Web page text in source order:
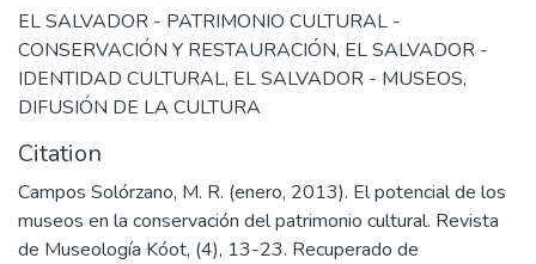
EL SALVADOR - PATRIMONIO CULTURAL -
CONSERVACIÓN Y RESTAURACIÓN, EL SALVADOR -
IDENTIDAD CULTURAL, EL SALVADOR - MUSEOS,
DIFUSIÓN DE LA CULTURA
Citation
Campos Solórzano, M. R. (enero, 2013). El potencial de los
museos en la conservación del patrimonio cultural. Revista
de Museología Kóot, (4), 13-23. Recuperado de